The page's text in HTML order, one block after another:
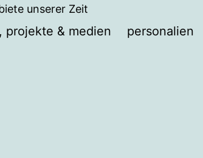
unserer Zeit
projekte & medien personalien